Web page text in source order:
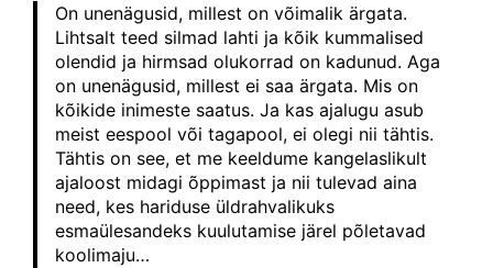
On unenägusid, millest on võimalik ärgata.
Lihtsalt teed silmad lahti ja kõik kummalised
olendid ja hirmsad olukorrad on kadunud. Aga
on unenägusid, millest ei saa ärgata. Mis on
kõikide inimeste saatus. Ja kas ajalugu asub
meist eespool või tagapool, ei olegi nii tähtis.
Tähtis on see, et me keeldume kangelaslikult
ajaloost midagi õppimast ja nii tulevad aina
need, kes hariduse üldrahvalikuks
esmaülesandeks kuulutamise järel põletavad
koolimaju…